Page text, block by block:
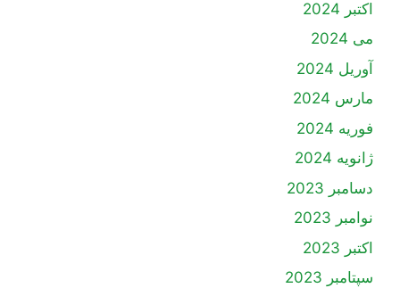
اکتبر 2024
می 2024
آوریل 2024
مارس 2024
فوریه 2024
ژانویه 2024
دسامبر 2023
نوامبر 2023
اکتبر 2023
سپتامبر 2023